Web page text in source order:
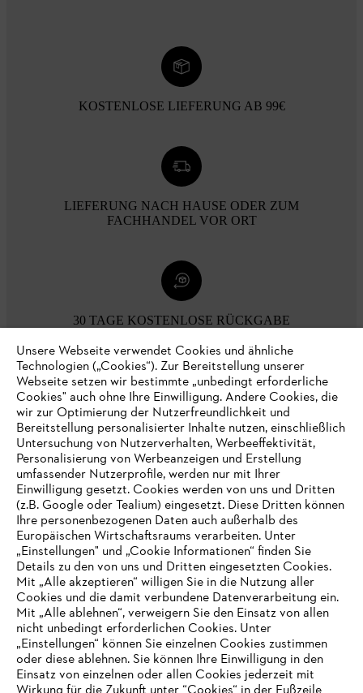
KOSTENLOSE LIEFERUNG AB 99€
LIEFERUNG NACH HAUSE ODER ZUM
FACHHANDEL VOR ORT
30 TAGE KOSTENLOSE RÜCKGABE
Zahlungsmöglichkeiten
Unternehmen
Online Shop
Service
IHR BROWSER WIRD NICHT
UNTERSTÜTZT
Unsere Webseite verwendet Cookies und ähnliche
Technologien („Cookies“). Zur Bereitstellung unserer
Webseite setzen wir bestimmte „unbedingt erforderliche
Cookies" auch ohne Ihre Einwilligung. Andere Cookies, die
wir zur Optimierung der Nutzerfreundlichkeit und
Bereitstellung personalisierter Inhalte nutzen, einschließlich
Untersuchung von Nutzerverhalten, Werbeeffektivität,
Personalisierung von Werbeanzeigen und Erstellung
umfassender Nutzerprofile, werden nur mit Ihrer
Einwilligung gesetzt. Cookies werden von uns und Dritten
(z.B. Google oder Tealium) eingesetzt. Diese Dritten können
Ihre personenbezogenen Daten auch außerhalb des
Europäischen Wirtschaftsraums verarbeiten. Unter
„Einstellungen" und „Cookie Informationen“ finden Sie
Details zu den von uns und Dritten eingesetzten Cookies.
Mit „Alle akzeptieren“ willigen Sie in die Nutzung aller
Cookies und die damit verbundene Datenverarbeitung ein.
Mit „Alle ablehnen“, verweigern Sie den Einsatz von allen
nicht unbedingt erforderlichen Cookies. Unter
„Einstellungen“ können Sie einzelnen Cookies zustimmen
oder diese ablehnen. Sie können Ihre Einwilligung in den
Einsatz von einzelnen oder allen Cookies jederzeit mit